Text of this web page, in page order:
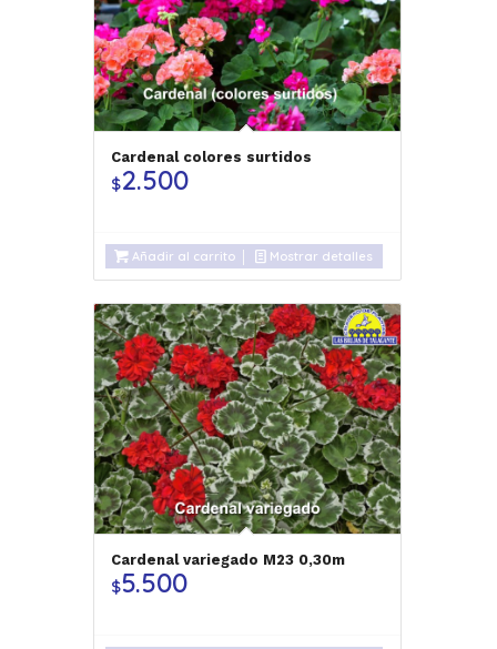
Cardenal colores surtidos
$2.500
Añadir al carrito Mostrar detalles
Cardenal variegado M23 0,30m
$5.500